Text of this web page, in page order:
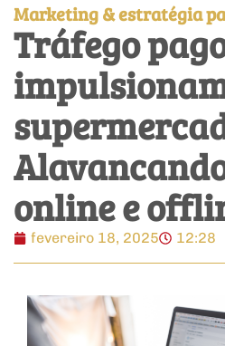
Marketing & estratégia
Tráfego
online e
fevereiro 18, 2025 12:28